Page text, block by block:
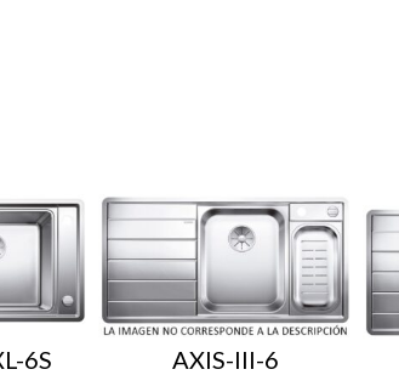
6S AXIS-III-6